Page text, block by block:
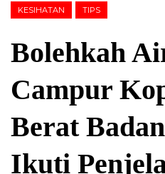
KESIHATAN TIPS
Bolehkah
Campur
Berat
Ikuti